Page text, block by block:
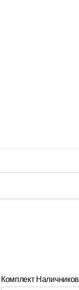
Комплект Наличников